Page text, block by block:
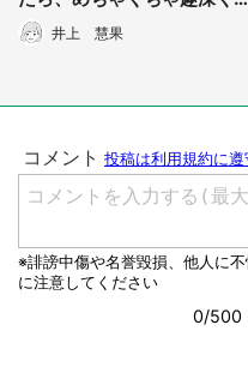
ってきた件
井上 慧果